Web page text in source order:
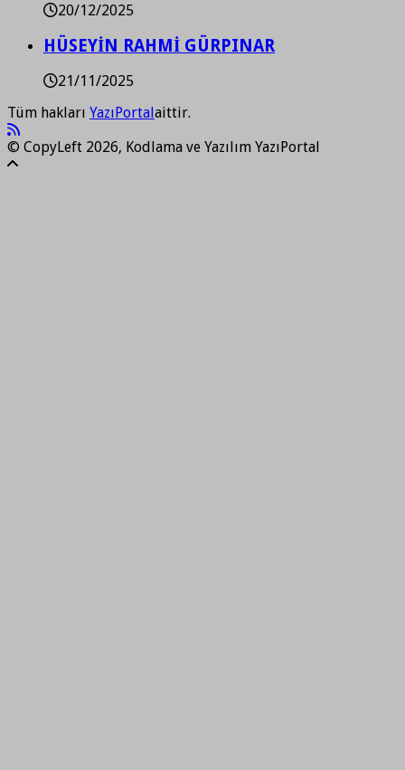
20/12/2025
HÜSEYİN RAHMİ GÜRPINAR
21/11/2025
Tüm hakları YazıPortal aittir.
© CopyLeft 2026, Kodlama ve Yazılım YazıPortal